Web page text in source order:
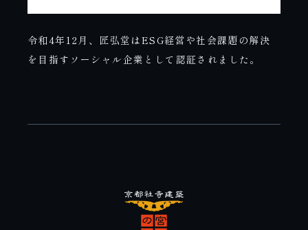
令和4年12月、匠弘堂はESG経営や社会課題の解決
を目指すソーシャル企業として認証されました。